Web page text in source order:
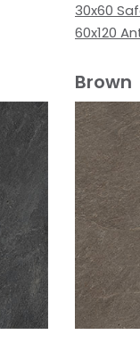
30x60
60x120
Brown